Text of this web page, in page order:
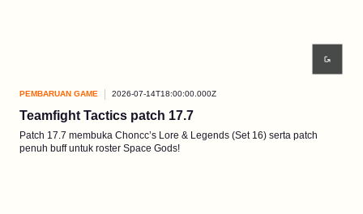
PEMBARUAN GAME 2026-07-14T18:00:00.000Z
Teamfight Tactics patch 17.7
Patch 17.7 membuka Choncc’s Lore & Legends (Set 16) serta patch
penuh buff untuk roster Space Gods!